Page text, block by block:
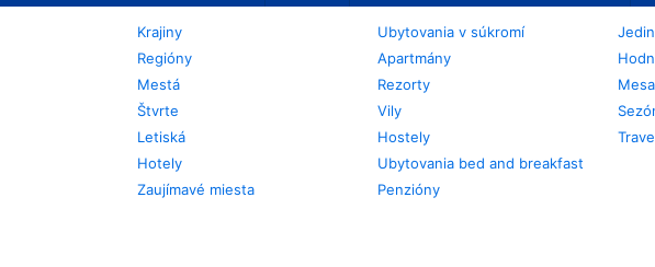
Krajiny
Regióny
Mestá
Štvrte
Letiská
Hotely
Zaujímavé miesta
Ubytovania v súkromí
Apartmány
Rezorty
Vily
Hostely
Ubytovania bed and breakfast
Penzióny